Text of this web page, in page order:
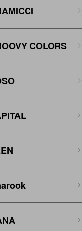
COLORS